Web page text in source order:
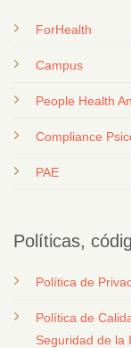
ForHealth
Campus
People Health
Compliance
PAE
Políticas,
Política de
Política de
Seguridad de la